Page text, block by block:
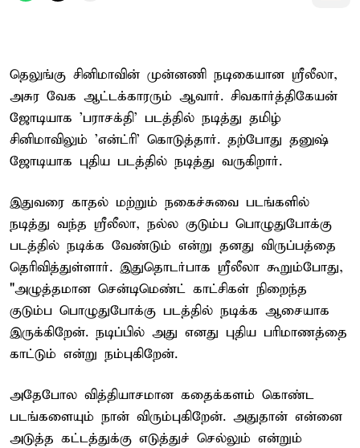
தெலுங்கு சினிமாவின் முன்னணி நடிகையான ஸ்ரீலீலா,
அசுர வேக ஆட்டக்காரரும் ஆவார். சிவகார்த்திகேயன்
ஜோடியாக 'பராசக்தி' படத்தில் நடித்து தமிழ்
சினிமாவிலும் 'என்ட்ரி' கொடுத்தார். தற்போது தனுஷ்
ஜோடியாக புதிய படத்தில் நடித்து வருகிறார்.
இதுவரை காதல் மற்றும் நகைச்சுவை படங்களில்
நடித்து வந்த ஸ்ரீலீலா, நல்ல குடும்ப பொழுதுபோக்கு
படத்தில் நடிக்க வேண்டும் என்று தனது விருப்பத்தை
தெரிவித்துள்ளார். இதுதொடர்பாக ஸ்ரீலீலா கூறும்போது,
"அழுத்தமான சென்டிமெண்ட் காட்சிகள் நிறைந்த
குடும்ப பொழுதுபோக்கு படத்தில் நடிக்க ஆசையாக
இருக்கிறேன். நடிப்பில் அது எனது புதிய பரிமாணத்தை
காட்டும் என்று நம்புகிறேன்.
அதேபோல வித்தியாசமான கதைக்களம் கொண்ட
படங்களையும் நான் விரும்புகிறேன். அதுதான் என்னை
அடுத்த கட்டத்துக்கு எடுத்துச் செல்லும் என்றும்